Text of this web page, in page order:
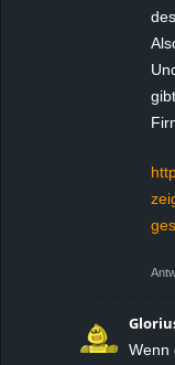
Wenn